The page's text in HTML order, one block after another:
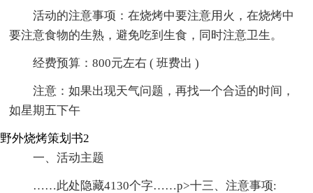
活动的注意事项：在烧烤中要注意用火，在烧烤中
要注意食物的生熟，避免吃到生食，同时注意卫生。
经费预算：800元左右 ( 班费出 )
注意：如果出现天气问题，再找一个合适的时间，
如星期五下午
野外烧烤策划书2
一、活动主题
……此处隐藏4130个字……p>十三、注意事项: